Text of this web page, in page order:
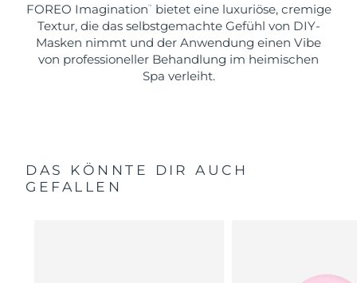
FOREO Imagination ™
bietet eine luxuriöse, cremige
Textur, die das selbstgemachte Gefühl von DIY-
Masken nimmt und der Anwendung einen Vibe
von professioneller Behandlung im heimischen
Spa verleiht.
DAS KÖNNTE DIR AUCH
GEFALLEN